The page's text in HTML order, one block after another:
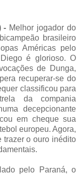
- Melhor jogador do
brasileiro
Américas pelo
é glorioso. O
de Dunga,
recuperar-se do
classificou para
da compania
decepcionante
em cheque sua
europeu. Agora,
trazer o ouro inédito
pelo Paraná, o